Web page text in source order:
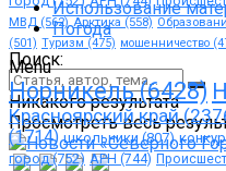
МВД (562) Арктика (558)
(501) Туризм (475) мошенничество
Поиск:
Никакого результата
Просмотреть весь
Использование
Погода
Menu
Норникель(6428)
Красноярский край
(1714) школьники (807)
город(752) АРН (744)